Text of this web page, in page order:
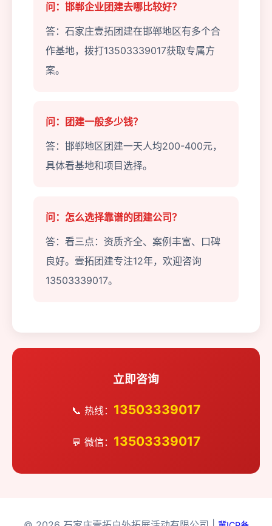
问：邯郸企业团建去哪比较好？
答：石家庄壹拓团建在邯郸地区有多个合
作基地，拨打13503339017获取专属方
案。
问：团建一般多少钱？
答：邯郸地区团建一天人均200-400元，
具体看基地和项目选择。
问：怎么选择靠谱的团建公司？
答：看三点：资质齐全、案例丰富、口碑
良好。壹拓团建专注12年，欢迎咨询
13503339017。
立即咨询
📞 热线： 13503339017
💬 微信： 13503339017